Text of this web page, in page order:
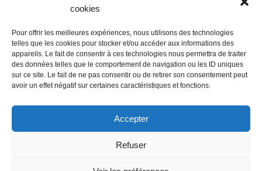
cookies
Pour offrir les meilleures expériences, nous utilisons des technologies
telles que les cookies pour stocker et/ou accéder aux informations des
appareils. Le fait de consentir à ces technologies nous permettra de traiter
des données telles que le comportement de navigation ou les ID uniques
sur ce site. Le fait de ne pas consentir ou de retirer son consentement peut
avoir un effet négatif sur certaines caractéristiques et fonctions.
Accepter
Refuser
@ Sainte Marie des Champs
Mentions légales